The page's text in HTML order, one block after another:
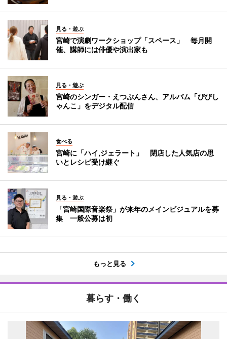
見る・遊ぶ
宮崎で演劇ワークショップ「スペース」 毎月開
催、講師には俳優や演出家も
見る・遊ぶ
宮崎のシンガー・えつぷんさん、アルバム「びびし
ゃんこ」をデジタル配信
食べる
宮崎に「ハイ,ジェラート」 閉店した人気店の思
いとレシピ受け継ぐ
見る・遊ぶ
「宮崎国際音楽祭」が来年のメインビジュアルを募
集 一般公募は初
もっと見る
暮らす・働く